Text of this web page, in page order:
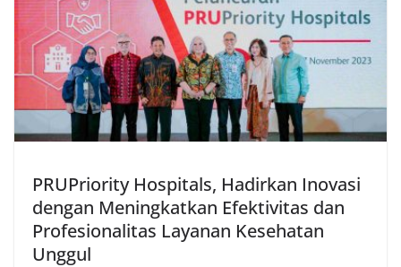
PRUPriority Hospitals, Hadirkan Inovasi
dengan Meningkatkan Efektivitas dan
Profesionalitas Layanan Kesehatan
Unggul